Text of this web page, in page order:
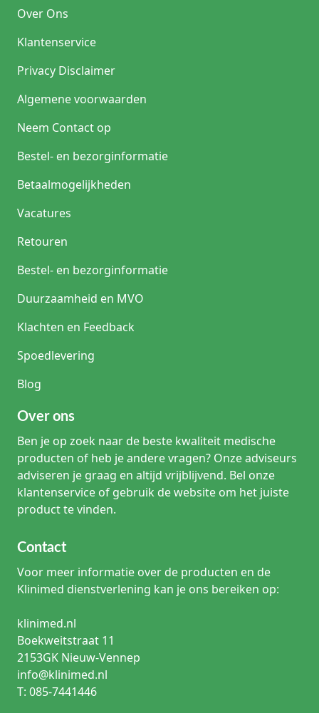
Over Ons
Klantenservice
Privacy Disclaimer
Algemene voorwaarden
Neem Contact op
Bestel- en bezorginformatie
Betaalmogelijkheden
Vacatures
Retouren
Bestel- en bezorginformatie
Duurzaamheid en MVO
Klachten en Feedback
Spoedlevering
Blog
Over ons
Ben je op zoek naar de beste kwaliteit medische
producten of heb je andere vragen? Onze adviseurs
adviseren je graag en altijd vrijblijvend. Bel onze
klantenservice of gebruik de website om het juiste
product te vinden.
Contact
Voor meer informatie over de producten en de
Klinimed dienstverlening kan je ons bereiken op:
klinimed.nl
Boekweitstraat 11
2153GK Nieuw-Vennep
info@klinimed.nl
T: 085-7441446